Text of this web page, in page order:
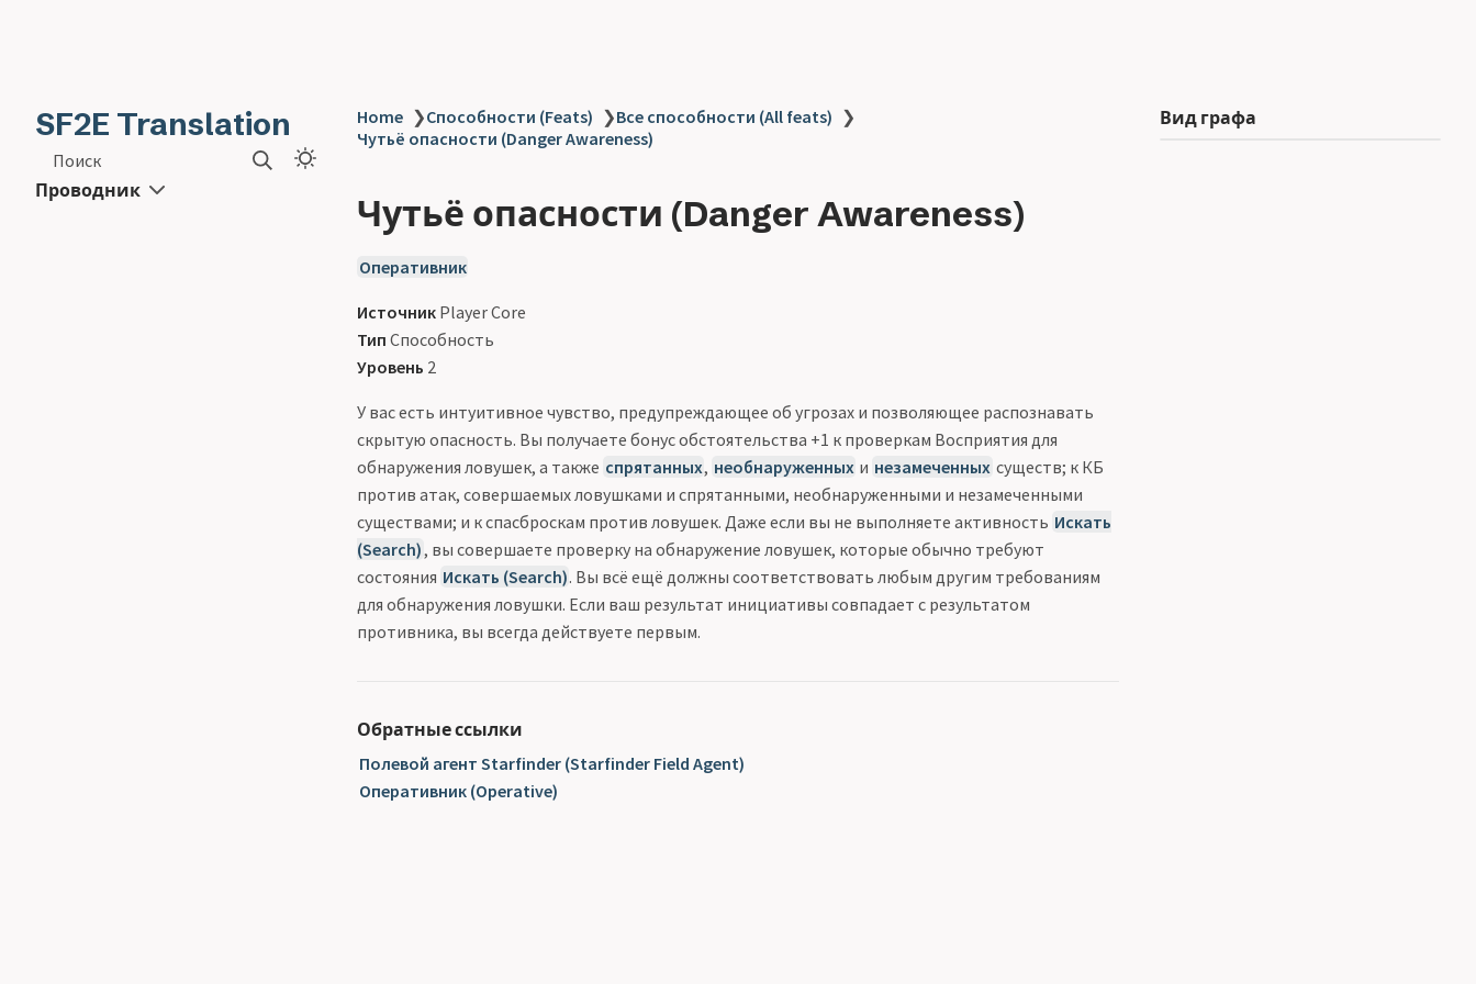
SF2E Translation
Поиск
Проводник
Home ❯Способности (Feats) ❯Все способности (All feats) ❯
Чутьё опасности (Danger Awareness)
Чутьё опасности (Danger Awareness)
Оперативник
Источник Player Core
Тип Способность
Уровень 2
У вас есть интуитивное чувство, предупреждающее об угрозах и позволяющее распознавать
скрытую опасность. Вы получаете бонус обстоятельства +1 к проверкам Восприятия для
обнаружения ловушек, а также спрятанных, необнаруженных и незамеченных существ; к КБ
против атак, совершаемых ловушками и спрятанными, необнаруженными и незамеченными
существами; и к спасброскам против ловушек. Даже если вы не выполняете активность Искать
(Search), вы совершаете проверку на обнаружение ловушек, которые обычно требуют
состояния Искать (Search). Вы всё ещё должны соответствовать любым другим требованиям
для обнаружения ловушки. Если ваш результат инициативы совпадает с результатом
противника, вы всегда действуете первым.
Обратные ссылки
Полевой агент Starfinder (Starfinder Field Agent)
Оперативник (Operative)
Вид графа